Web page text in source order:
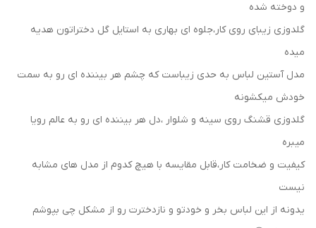
و دوخته شده
گلدوزی زیبای روی کار،جلوه ای بهاری به استایل گل دختراتون هدیه
میده
مدل آستین لباس به حدی زیباست که چشم هر بیننده ای رو به سمت
خودش میکشونه
گلدوزی قشنگ روی سینه و شلوار ،دل هر بیننده ای رو به عالم رویا
میبره
کیفیت و ضخامت کار،قابل مقایسه با هیچ کدوم از مدل های مشابه
نیست
یدونه از این لباس بخر و خودتو و نازدخترت رو از مشکل چی بپوشم